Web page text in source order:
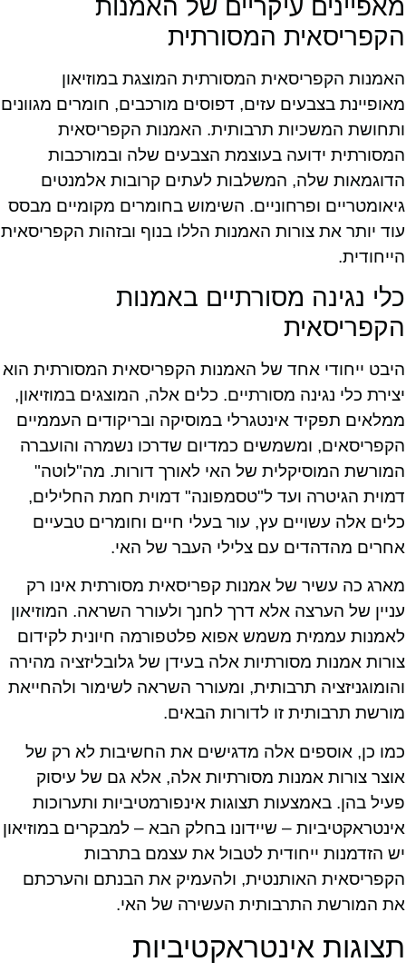
מאפיינים עיקריים של האמנות
הקפריסאית המסורתית
האמנות הקפריסאית המסורתית המוצגת במוזיאון
מאופיינת בצבעים עזים, דפוסים מורכבים, חומרים מגוונים
ותחושת המשכיות תרבותית. האמנות הקפריסאית
המסורתית ידועה בעוצמת הצבעים שלה ובמורכבות
הדוגמאות שלה, המשלבות לעתים קרובות אלמנטים
גיאומטריים ופרחוניים. השימוש בחומרים מקומיים מבסס
עוד יותר את צורות האמנות הללו בנוף ובזהות הקפריסאית
הייחודית.
כלי נגינה מסורתיים באמנות
הקפריסאית
היבט ייחודי אחד של האמנות הקפריסאית המסורתית הוא
יצירת כלי נגינה מסורתיים. כלים אלה, המוצגים במוזיאון,
ממלאים תפקיד אינטגרלי במוסיקה ובריקודים העממיים
הקפריסאים, ומשמשים כמדיום שדרכו נשמרה והועברה
המורשת המוסיקלית של האי לאורך דורות. מה"לוטה"
דמוית הגיטרה ועד ל"טסמפונה" דמוית חמת החלילים,
כלים אלה עשויים עץ, עור בעלי חיים וחומרים טבעיים
אחרים מהדהדים עם צלילי העבר של האי.
מארג כה עשיר של אמנות קפריסאית מסורתית אינו רק
עניין של הערצה אלא דרך לחנך ולעורר השראה. המוזיאון
לאמנות עממית משמש אפוא פלטפורמה חיונית לקידום
צורות אמנות מסורתיות אלה בעידן של גלובליזציה מהירה
והומוגניזציה תרבותית, ומעורר השראה לשימור ולהחייאת
מורשת תרבותית זו לדורות הבאים.
כמו כן, אוספים אלה מדגישים את החשיבות לא רק של
אוצר צורות אמנות מסורתיות אלה, אלא גם של עיסוק
פעיל בהן. באמצעות תצוגות אינפורמטיביות ותערוכות
אינטראקטיביות – שיידונו בחלק הבא – למבקרים במוזיאון
יש הזדמנות ייחודית לטבול את עצמם בתרבות
הקפריסאית האותנטית, ולהעמיק את הבנתם והערכתם
את המורשת התרבותית העשירה של האי.
תצוגות אינטראקטיביות